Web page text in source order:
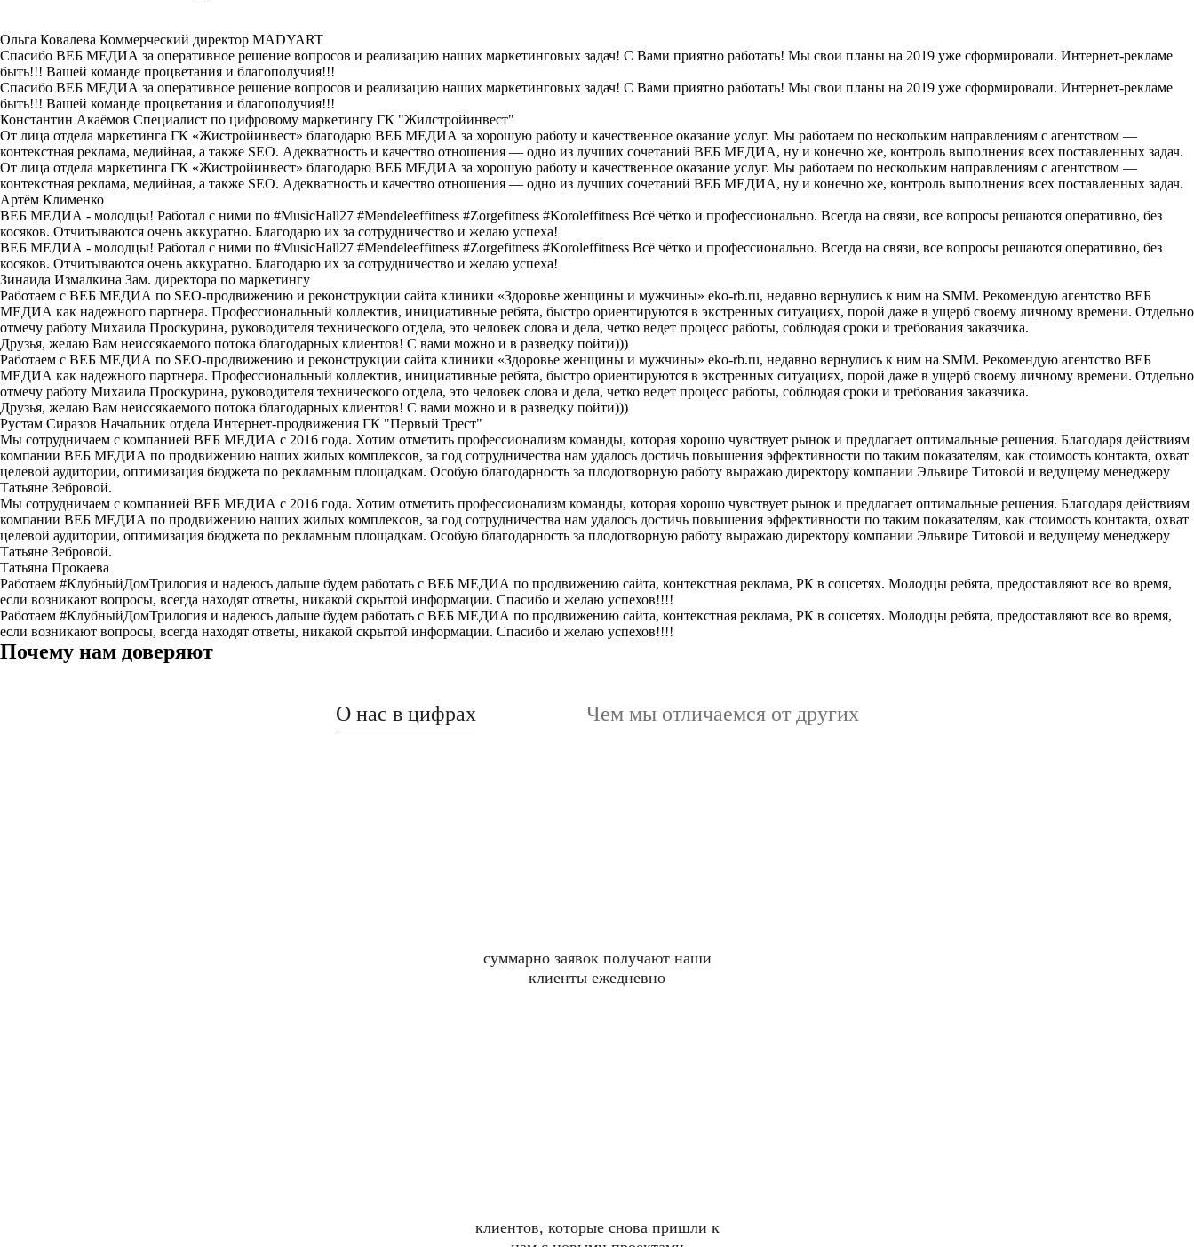
Ольга Ковалева Коммерческий директор MADYART
Спасибо ВЕБ МЕДИА за оперативное решение вопросов и реализацию наших маркетинговых задач! С Вами приятно работать! Мы свои планы на 2019 уже сформировали. Интернет-рекламе
быть!!! Вашей команде процветания и благополучия!!!
Спасибо ВЕБ МЕДИА за оперативное решение вопросов и реализацию наших маркетинговых задач! С Вами приятно работать! Мы свои планы на 2019 уже сформировали. Интернет-рекламе
быть!!! Вашей команде процветания и благополучия!!!
Константин Акаёмов Специалист по цифровому маркетингу ГК "Жилстройинвест"
От лица отдела маркетинга ГК «Жистройинвест» благодарю ВЕБ МЕДИА за хорошую работу и качественное оказание услуг. Мы работаем по нескольким направлениям с агентством —
контекстная реклама, медийная, а также SEO. Адекватность и качество отношения — одно из лучших сочетаний ВЕБ МЕДИА, ну и конечно же, контроль выполнения всех поставленных задач.
От лица отдела маркетинга ГК «Жистройинвест» благодарю ВЕБ МЕДИА за хорошую работу и качественное оказание услуг. Мы работаем по нескольким направлениям с агентством —
контекстная реклама, медийная, а также SEO. Адекватность и качество отношения — одно из лучших сочетаний ВЕБ МЕДИА, ну и конечно же, контроль выполнения всех поставленных задач.
Артём Клименко
ВЕБ МЕДИА - молодцы! Работал с ними по #MusicHall27 #Mendeleeffitness #Zorgefitness #Koroleffitness Всё чётко и профессионально. Всегда на связи, все вопросы решаются оперативно, без
косяков. Отчитываются очень аккуратно. Благодарю их за сотрудничество и желаю успеха!
ВЕБ МЕДИА - молодцы! Работал с ними по #MusicHall27 #Mendeleeffitness #Zorgefitness #Koroleffitness Всё чётко и профессионально. Всегда на связи, все вопросы решаются оперативно, без
косяков. Отчитываются очень аккуратно. Благодарю их за сотрудничество и желаю успеха!
Зинаида Измалкина Зам. директора по маркетингу
Работаем с ВЕБ МЕДИА по SEO-продвижению и реконструкции сайта клиники «Здоровье женщины и мужчины» eko-rb.ru, недавно вернулись к ним на SMM. Рекомендую агентство ВЕБ
МЕДИА как надежного партнера. Профессиональный коллектив, инициативные ребята, быстро ориентируются в экстренных ситуациях, порой даже в ущерб своему личному времени. Отдельно
отмечу работу Михаила Проскурина, руководителя технического отдела, это человек слова и дела, четко ведет процесс работы, соблюдая сроки и требования заказчика.
Друзья, желаю Вам неиссякаемого потока благодарных клиентов! С вами можно и в разведку пойти)))
Работаем с ВЕБ МЕДИА по SEO-продвижению и реконструкции сайта клиники «Здоровье женщины и мужчины» eko-rb.ru, недавно вернулись к ним на SMM. Рекомендую агентство ВЕБ
МЕДИА как надежного партнера. Профессиональный коллектив, инициативные ребята, быстро ориентируются в экстренных ситуациях, порой даже в ущерб своему личному времени. Отдельно
отмечу работу Михаила Проскурина, руководителя технического отдела, это человек слова и дела, четко ведет процесс работы, соблюдая сроки и требования заказчика.
Друзья, желаю Вам неиссякаемого потока благодарных клиентов! С вами можно и в разведку пойти)))
Рустам Сиразов Начальник отдела Интернет-продвижения ГК "Первый Трест"
Мы сотрудничаем с компанией ВЕБ МЕДИА с 2016 года. Хотим отметить профессионализм команды, которая хорошо чувствует рынок и предлагает оптимальные решения. Благодаря действиям
компании ВЕБ МЕДИА по продвижению наших жилых комплексов, за год сотрудничества нам удалось достичь повышения эффективности по таким показателям, как стоимость контакта, охват
целевой аудитории, оптимизация бюджета по рекламным площадкам. Особую благодарность за плодотворную работу выражаю директору компании Эльвире Титовой и ведущему менеджеру
Татьяне Зебровой.
Мы сотрудничаем с компанией ВЕБ МЕДИА с 2016 года. Хотим отметить профессионализм команды, которая хорошо чувствует рынок и предлагает оптимальные решения. Благодаря действиям
компании ВЕБ МЕДИА по продвижению наших жилых комплексов, за год сотрудничества нам удалось достичь повышения эффективности по таким показателям, как стоимость контакта, охват
целевой аудитории, оптимизация бюджета по рекламным площадкам. Особую благодарность за плодотворную работу выражаю директору компании Эльвире Титовой и ведущему менеджеру
Татьяне Зебровой.
Татьяна Прокаева
Работаем #КлубныйДомТрилогия и надеюсь дальше будем работать с ВЕБ МЕДИА по продвижению сайта, контекстная реклама, РК в соцсетях. Молодцы ребята, предоставляют все во время,
если возникают вопросы, всегда находят ответы, никакой скрытой информации. Спасибо и желаю успехов!!!!
Работаем #КлубныйДомТрилогия и надеюсь дальше будем работать с ВЕБ МЕДИА по продвижению сайта, контекстная реклама, РК в соцсетях. Молодцы ребята, предоставляют все во время,
если возникают вопросы, всегда находят ответы, никакой скрытой информации. Спасибо и желаю успехов!!!!
Почему нам доверяют
О нас в цифрах Чем мы отличаемся от других
суммарно заявок получают наши
клиенты ежедневно
клиентов, которые снова пришли к